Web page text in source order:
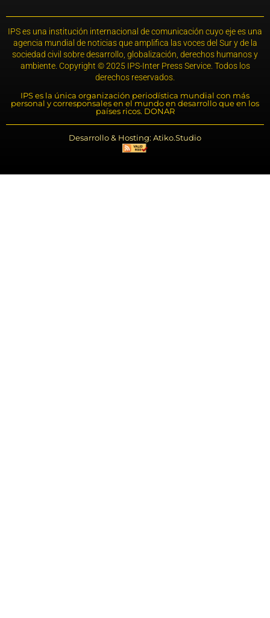
IPS es una institución internacional de comunicación cuyo eje es una
agencia mundial de noticias que amplifica las voces del Sur y de la
sociedad civil sobre desarrollo, globalización, derechos humanos y
ambiente. Copyright © 2025 IPS-Inter Press Service. Todos los
derechos reservados.
IPS es la única organización periodística mundial con más
personal y corresponsales en el mundo en desarrollo que en los
países ricos. DONAR
Desarrollo & Hosting: Atiko.Studio